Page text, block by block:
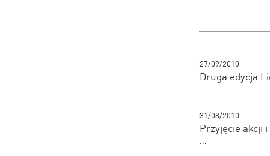
27/09/2010
Druga edycja
...
31/08/2010
Przyjęcie akcji
...